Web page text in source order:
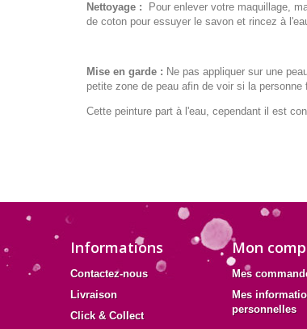
Nettoyage :
Pour enlever votre maquillage,
de coton pour essuyer le savon et rincez à
Mise en garde : Ne pas appliquer sur une
petite zone de peau afin de voir si la personne
Cette peinture part à l'eau, cependant il est
Informations
Contactez-nous
Livraison
Click & Collect
Mon
Mes
Mes
personnelles